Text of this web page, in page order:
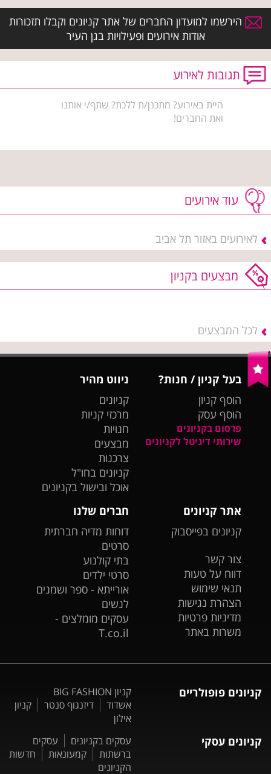
הירשמו למועדון החברים של אתר קניונים וקבלו תזכורות
אודות אירועים ופעילויות בגן העיר
תגובות לאירוע
היית באירוע? מתכנן/ת ללכת? שתף/י אותנו
ואת החברים!
עוד אירועים
לאירועים באזור תל אביב
מבצעים בקניון
לכל המבצעים
בעל קניון / חנות?
הוסף קניון
הוסף עסק
פרסום בקניונים
שירותי דיגיטל לקניונים
ניווט מהיר
קניונים
מרכזי קניות
חנויות
מבצעים
צרכנות
קניונים בחו"ל
אוכל ובישול בקניונים
אתר קניונים
קניונים בפייסבוק
צור קשר
דווח על טעות
תנאי שימוש
הצהרת נגישות
מדיניות פרטיות
משרות באתר
חברים שלנו
דוחות מדיה חברתית
סרטים
בתי קולנוע
סרטי ילדים
אורייתא - ספר ושמנים
לנשים
עסקים מומלצים -
T.co.il
קניונים פופולריים
קניון BIG FASHION
אשדוד
דיזנגוף סנטר
קניון
אילון
קניונים עסקי עסקים בקניונים
עסקים
ברשתות
קמעונאות
חדשות
הקניונים